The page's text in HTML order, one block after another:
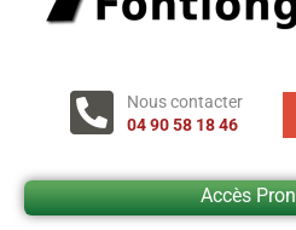
Nous contacter
04 90 58 18 46
Accès